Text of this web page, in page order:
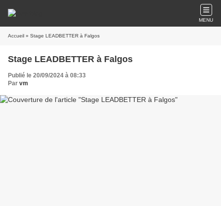
MENU
Accueil » Stage LEADBETTER à Falgos
Stage LEADBETTER à Falgos
Publié le 20/09/2024 à 08:33
Par vm